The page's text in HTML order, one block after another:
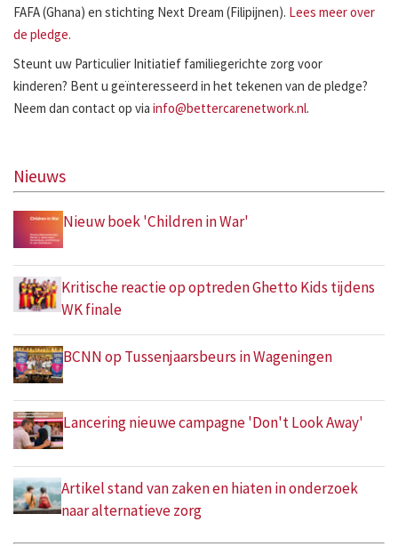
FAFA (Ghana) en stichting Next Dream (Filipijnen). Lees meer over
de pledge.
Steunt uw Particulier Initiatief familiegerichte zorg voor
kinderen? Bent u geïnteresseerd in het tekenen van de pledge?
Neem dan contact op via info@bettercarenetwork.nl.
Nieuws
Nieuw boek 'Children in War'
Kritische reactie op optreden Ghetto Kids tijdens
WK finale
BCNN op Tussenjaarsbeurs in Wageningen
Lancering nieuwe campagne 'Don't Look Away'
Artikel stand van zaken en hiaten in onderzoek
naar alternatieve zorg